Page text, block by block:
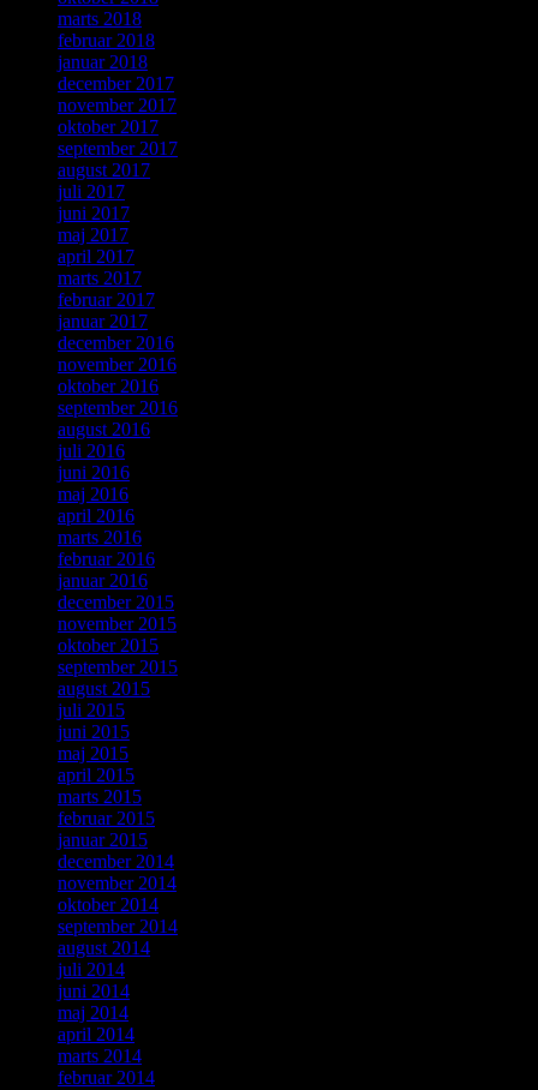
marts 2018
februar 2018
januar 2018
december 2017
november 2017
oktober 2017
september 2017
august 2017
juli 2017
juni 2017
maj 2017
april 2017
marts 2017
februar 2017
januar 2017
december 2016
november 2016
oktober 2016
september 2016
august 2016
juli 2016
juni 2016
maj 2016
april 2016
marts 2016
februar 2016
januar 2016
december 2015
november 2015
oktober 2015
september 2015
august 2015
juli 2015
juni 2015
maj 2015
april 2015
marts 2015
februar 2015
januar 2015
december 2014
november 2014
oktober 2014
september 2014
august 2014
juli 2014
juni 2014
maj 2014
april 2014
marts 2014
februar 2014